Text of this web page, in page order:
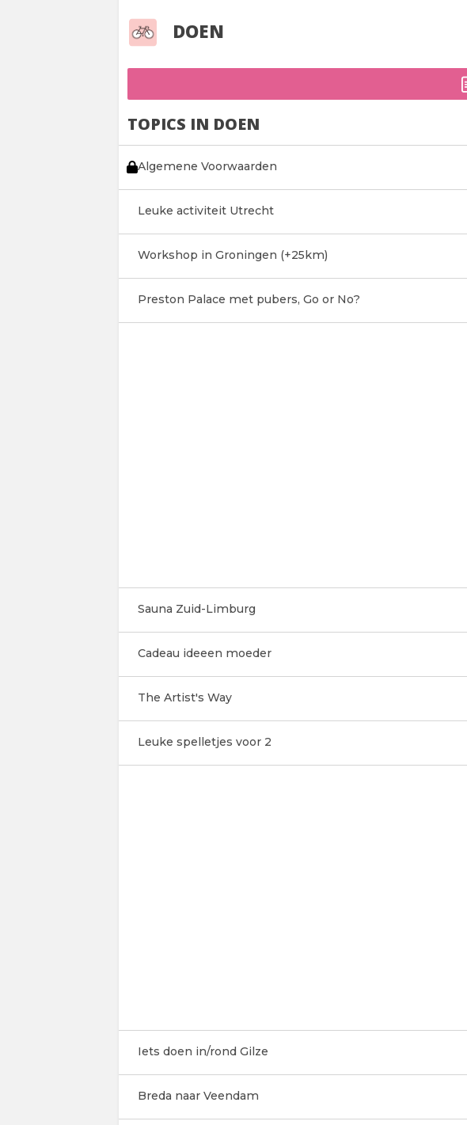
DOEN
TOPICS IN DOEN
Algemene Voorwaarden
Leuke activiteit Utrecht
Workshop in Groningen (+25km)
Preston Palace met pubers, Go or No?
Sauna Zuid-Limburg
Cadeau ideeen moeder
The Artist's Way
Leuke spelletjes voor 2
Iets doen in/rond Gilze
Breda naar Veendam